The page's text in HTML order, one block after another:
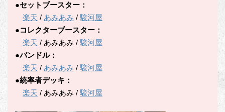
●セットブースター：
楽天 / あみあみ /駿河屋
●コレクターブースター：
楽天 / あみあみ /駿河屋
●バンドル：
楽天 / あみあみ /駿河屋
●統率者デッキ：
楽天 / あみあみ /駿河屋